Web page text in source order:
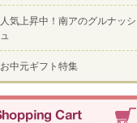
人気上昇中！南アのグルナッシ
ュ
お中元ギフト特集